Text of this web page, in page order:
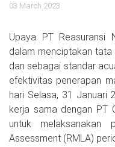
03 March 2023
Upaya PT Reasuransi
dalam menciptakan
dan sebagai standar
efektivitas penerapan
hari Selasa, 31 Januari
kerja sama dengan PT
untuk melaksanakan
Assessment (RMLA)